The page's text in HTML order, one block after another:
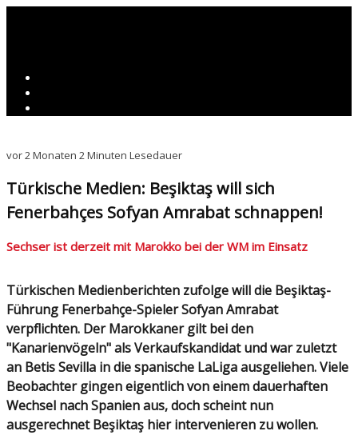
vor 2 Monaten 2 Minuten Lesedauer
Türkische Medien: Beşiktaş will sich
Fenerbahçes Sofyan Amrabat schnappen!
Sechser ist derzeit mit Marokko bei der WM im Einsatz
Türkischen Medienberichten zufolge will die Beşiktaş-
Führung Fenerbahçe-Spieler Sofyan Amrabat
verpflichten. Der Marokkaner gilt bei den
"Kanarienvögeln" als Verkaufskandidat und war zuletzt
an Betis Sevilla in die spanische LaLiga ausgeliehen. Viele
Beobachter gingen eigentlich von einem dauerhaften
Wechsel nach Spanien aus, doch scheint nun
ausgerechnet Beşiktaş hier intervenieren zu wollen.